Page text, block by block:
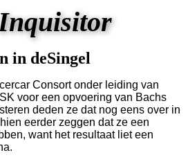
in deSingel
Consort onder leiding van
voor een opvoering van Bachs
deden ze dat nog eens over in
eerder zeggen dat ze een
want het resultaat liet een